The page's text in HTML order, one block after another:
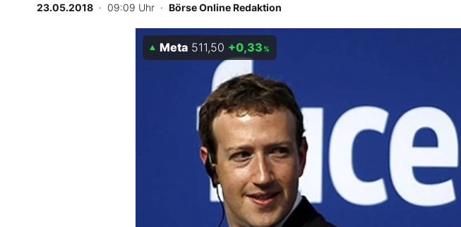
BO-Musterdepots
Experten
23.05.2018 · 09:09 Uhr · Börse Online Redaktion
Meta 511,50 +0,33 %